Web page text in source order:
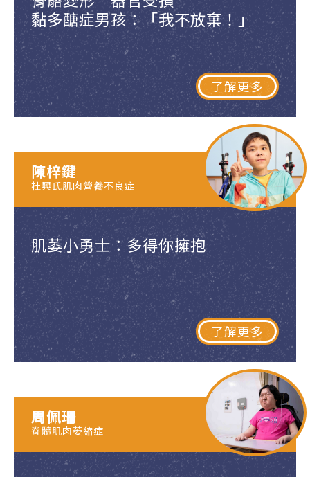
黏多醣症男孩：「我不放棄！」
了解更多
肌萎小勇士：多得你擁抱
了解更多
陳梓鍵
杜興氏肌肉營養不良症
周佩珊
脊髓肌肉萎縮症